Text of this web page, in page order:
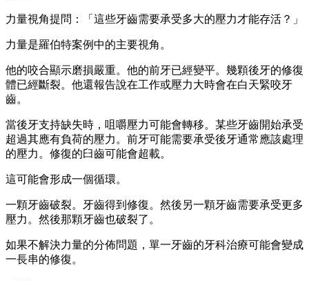
力量視角提問：「這些牙齒需要承受多大的壓力才能存活？」
力量是羅伯特案例中的主要視角。
他的咬合顯示磨損嚴重。他的前牙已經變平。幾顆後牙的修復
體已經斷裂。他還報告說在工作或壓力大時會在白天緊咬牙
齒。
當後牙支持缺失時，咀嚼壓力可能會轉移。某些牙齒開始承受
超過其應有負荷的壓力。前牙可能需要承受後牙通常應該處理
的壓力。修復的臼齒可能會超載。
這可能會形成一個循環。
一顆牙齒破裂。牙齒得到修復。然後另一顆牙齒需要承受更多
壓力。然後那顆牙齒也破裂了。
如果不解決力量的分佈問題，單一牙齒的牙科治療可能會變成
一長串的修復。